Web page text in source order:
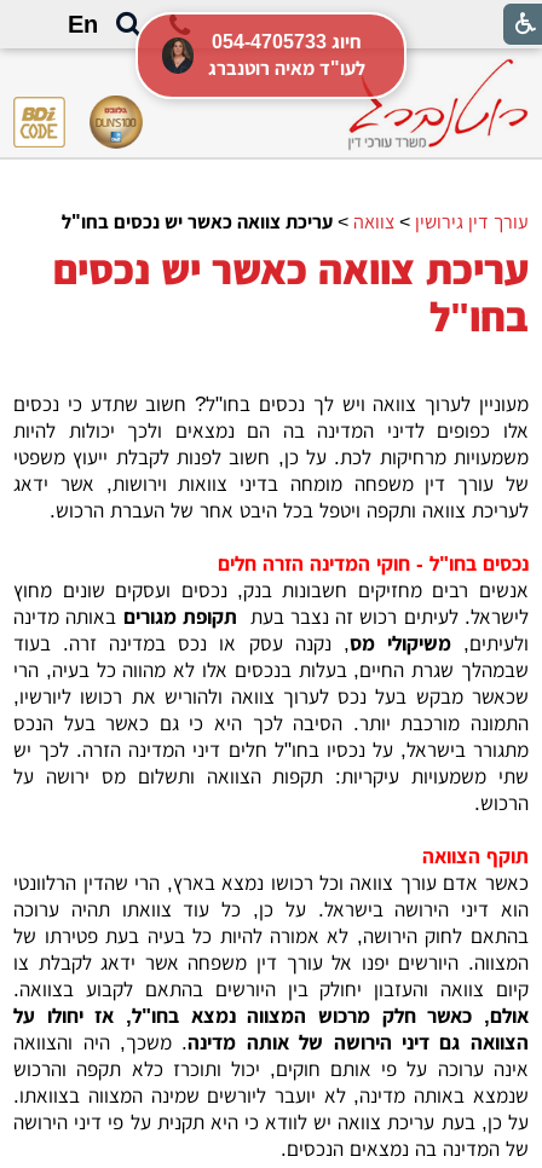
En
עורך דין גירושין >צוואה >עריכת צוואה כאשר יש נכסים בחו"ל
עריכת צוואה כאשר יש נכסים
בחו"ל
מעוניין לערוך צוואה ויש לך נכסים בחו"ל? חשוב שתדע כי נכסים
אלו כפופים לדיני המדינה בה הם נמצאים ולכך יכולות להיות
משמעויות מרחיקות לכת. על כן, חשוב לפנות לקבלת ייעוץ משפטי
של עורך דין משפחה מומחה בדיני צוואות וירושות, אשר ידאג
לעריכת צוואה ותקפה ויטפל בכל היבט אחר של העברת הרכוש.
נכסים בחו"ל - חוקי המדינה הזרה חלים
אנשים רבים מחזיקים חשבונות בנק, נכסים ועסקים שונים מחוץ
לישראל. לעיתים רכוש זה נצבר בעת
תקופת מגורים באותה מדינה
ולעיתים,משיקולי מס, נקנה עסק או נכס במדינה זרה. בעוד
שבמהלך שגרת החיים, בעלות בנכסים אלו לא מהווה כל בעיה, הרי
שכאשר מבקש בעל נכס לערוך צוואה ולהוריש את רכושו ליורשיו,
התמונה מורכבת יותר. הסיבה לכך היא כי גם כאשר בעל הנכס
מתגורר בישראל, על נכסיו בחו"ל חלים דיני המדינה הזרה. לכך יש
שתי משמעויות עיקריות: תקפות הצוואה ותשלום מס ירושה על
הרכוש.
תוקף הצוואה
כאשר אדם עורך צוואה וכל רכושו נמצא בארץ, הרי שהדין הרלוונטי
הוא דיני הירושה בישראל. על כן, כל עוד צוואתו תהיה ערוכה
בהתאם לחוק הירושה, לא אמורה להיות כל בעיה בעת פטירתו של
המצווה. היורשים יפנו אל עורך דין משפחה אשר ידאג לקבלת צו
קיום צוואה והעזבון יחולק בין היורשים בהתאם לקבוע בצוואה.
אולם, כאשר חלק מרכוש המצווה נמצא בחו"ל, אז יחולו על
הצוואה גם דיני הירושה של אותה מדינה. משכך, היה והצוואה
אינה ערוכה על פי אותם חוקים, יכול ותוכרז כלא תקפה והרכוש
שנמצא באותה מדינה, לא יועבר ליורשים שמינה המצווה בצוואתו.
על כן, בעת עריכת צוואה יש לוודא כי היא תקנית על פי דיני הירושה
של המדינה בה נמצאים הנכסים.
054-4705733 חיוג
לעו"ד מאיה רוטנברג